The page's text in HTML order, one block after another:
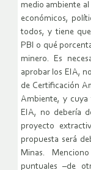
medio ambiente
económicos,
todos, y tiene
PBI o qué
minero. Es
aprobar los EIA,
de Certificación
Ambiente, y cuya
EIA, no debería
proyecto
propuesta será
Minas.
puntuales –de